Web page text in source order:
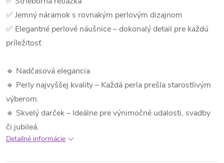
✅ Jemný náramok s rovnakým perlovým dizajnom
✅ Elegantné perlové náušnice – dokonalý detail pre každú
príležitosť
🔹 Nadčasová elegancia
🔹 Perly najvyššej kvality – Každá perla prešla starostlivým
výberom.
🔹 Skvelý darček – Ideálne pre výnimočné udalosti, svadby
či jubileá.
Detailné informácie